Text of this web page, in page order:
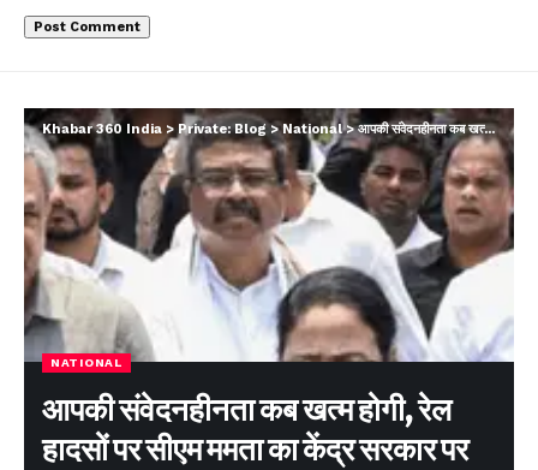
Khabar 360 India > Private: Blog>National>आपकी संवेदनहीनता कब खत्म होगी, रेल हादसों पर सीएम ममता का केंद्र सरकार पर करारा प्रहार…
NATIONAL
आपकी संवेदनहीनता कब खत्म होगी, रेल
हादसों पर सीएम ममता का केंद्र सरकार पर